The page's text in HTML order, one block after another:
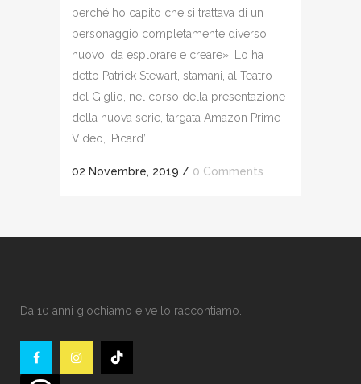
perché ho capito che si trattava di un
personaggio completamente diverso,
nuovo, da esplorare e creare». Lo ha
detto Patrick Stewart, stamani, al Teatro
del Giglio, nel corso della presentazione
della nuova serie, targata Amazon Prime
Video, ‘Picard’...
02 Novembre, 2019 / 0 Comments
Da 10 anni giochiamo e ve lo raccontiamo.